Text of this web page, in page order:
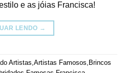
e as jóias Francisca!
LENDO →
Artistas,Artistas Famosos, Brincos